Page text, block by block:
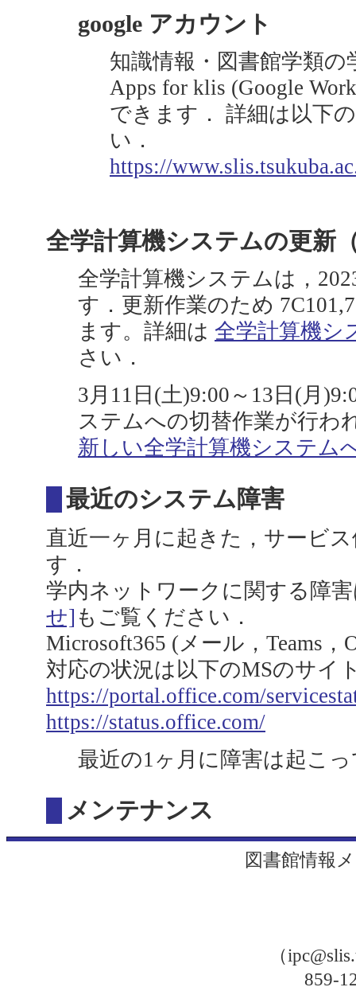
google アカウント
知識情報・図書館学類の
Apps for klis (Google
できます． 詳細は以下
い．
https://
全学計算機システムの更新
全学計算機システムは，
す．更新作業のため
ます。詳細は 全学計算機シ
さい．
3月11日(土)9:00～13日(月
ステムへの切替作業が行わ
新しい全学計算機システム
最近のシステム障害
直近一ヶ月に起きた，サービ
す．
学内ネットワークに関する障
せ] もご覧ください．
Microsoft365 (メール，Teams
対応の状況は以下のMSのサイ
https://portal.office.com/
https://status.office.com/
最近の1ヶ月に障害は起こ
メンテナンス
図書館情報
（
859-